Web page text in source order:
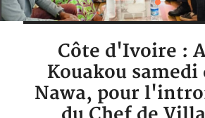
Côte d'Ivoire :
Kouakou samedi
Nawa, pour